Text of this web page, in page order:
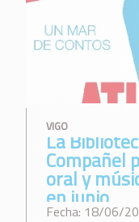
VIGO
La
Compañel
oral y
en junio
Fecha: 18/06/